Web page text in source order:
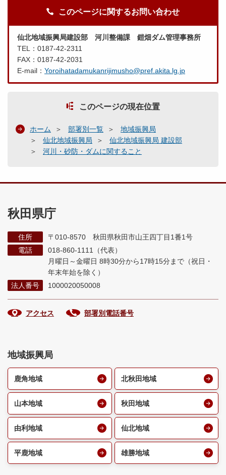
このページに関するお問い合わせ
仙北地域振興局建設部 河川整備課 鎧畑ダム管理事務所
TEL：0187-42-2311
FAX：0187-42-2031
E-mail： Yoroihatadamukanrijimusho@pref.akita.lg.jp
このページの現在位置
ホーム 部署別一覧
地域振興局
仙北地域振興局
仙北地域振興局 建設部
河川・砂防・ダムに関すること
秋田県庁
住所
〒010-8570 秋田県秋田市山王四丁目1番1号
電話
018-860-1111（代表）
月曜日～金曜日 8時30分から17時15分まで （祝日・
年末年始を除く）
法人番号
1000020050008
アクセス 部署別電話番号
地域振興局
鹿角地域 北秋田地域
山本地域 秋田地域
由利地域 仙北地域
平鹿地域 雄勝地域